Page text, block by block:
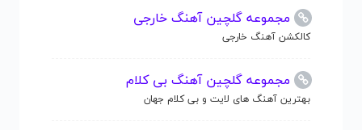
مجموعه گلچین آهنگ خارجی
کالکشن آهنگ خارجی
مجموعه گلچین آهنگ بی کلام
بهترین آهنگ های لایت و بی کلام جهان